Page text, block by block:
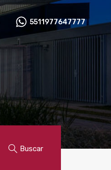
conosco Contato
5511977647777
Buscar